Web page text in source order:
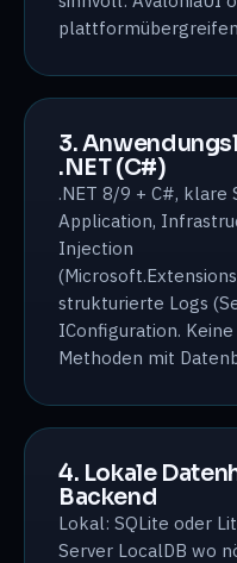
3.
.NET (C#)
.NET 8/9 + C#, klare
Application,
Injection
strukturierte Logs
IConfiguration. Keine
Methoden mit
4. Lokale
Backend
Lokal: SQLite oder
Server LocalDB wo